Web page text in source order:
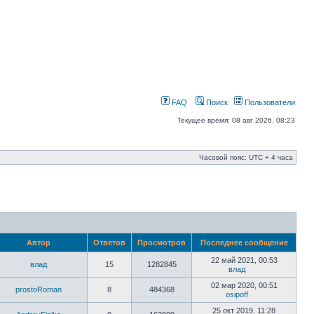
FAQ Поиск Пользователи
Текущее время: 08 авг 2026, 08:23
Часовой пояс: UTC + 4 часа
Автор Ответов Просмотров Последнее сообщение
влад 15 1282845
22 май 2021, 00:53
влад
prostoRoman 8 484368
02 мар 2020, 00:51
osipoff
25 окт 2019, 11:28